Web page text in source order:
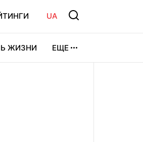
UA
ЖИЗНИ ЕЩЕ